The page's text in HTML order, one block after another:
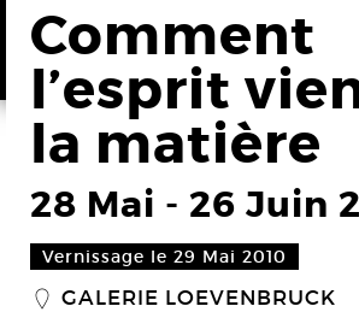
Comment
l’esprit
la matière
28 Mai - 26 Juin
Vernissage le 29 Mai 2010
_ GALERIE LOEVENBRUCK